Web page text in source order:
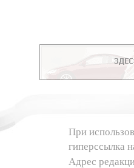
При
гиперссылка
Адрес